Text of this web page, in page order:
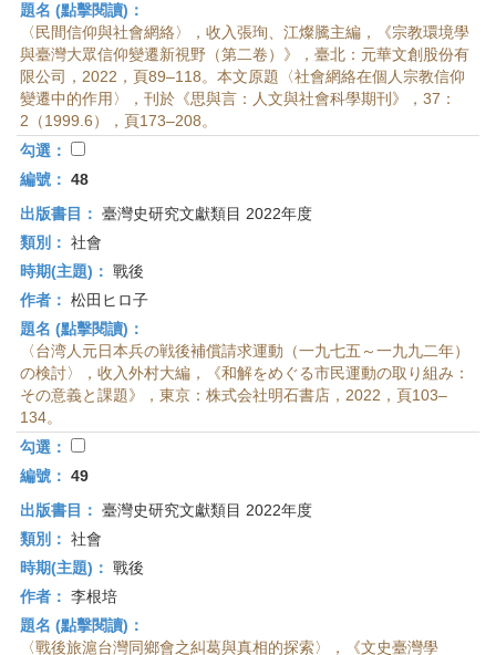
題名 (點擊閱讀)：
〈民間信仰與社會網絡〉，收入張珣、江燦騰主編，《宗教環境學
與臺灣大眾信仰變遷新視野（第二卷）》，臺北：元華文創股份有
限公司，2022，頁89–118。本文原題〈社會網絡在個人宗教信仰
變遷中的作用〉，刊於《思與言：人文與社會科學期刊》，37：
2（1999.6），頁173–208。
勾選：
編號： 48
出版書目： 臺灣史研究文獻類目 2022年度
類別： 社會
時期(主題)： 戰後
作者： 松田ヒロ子
題名 (點擊閱讀)：
〈台湾人元日本兵の戦後補償請求運動（一九七五～一九九二年）
の検討〉，收入外村大編，《和解をめぐる市民運動の取り組み：
その意義と課題》，東京：株式会社明石書店，2022，頁103–
134。
勾選：
編號： 49
出版書目： 臺灣史研究文獻類目 2022年度
類別： 社會
時期(主題)： 戰後
作者： 李根培
題名 (點擊閱讀)：
〈戰後旅滬台灣同鄉會之糾葛與真相的探索〉，《文史臺灣學